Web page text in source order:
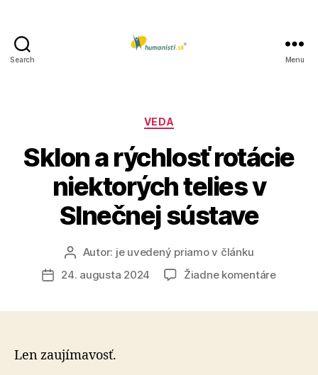
Search Menu
Kategórie
VEDA
Sklon a rýchlosť rotácie
niektorých telies v
Slnečnej sústave
Autor
článku
Autor: je uvedený priamo v článku
Dátum
24. augusta 2024 Žiadne komentárena
Len zaujímavosť.